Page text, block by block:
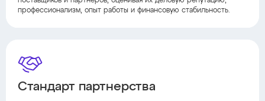
профессионализм, опыт работы и финансовую стабильность.
Стандарт партнерства